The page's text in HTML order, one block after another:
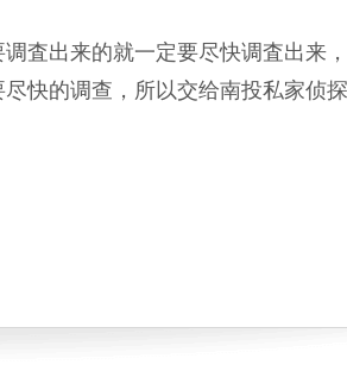
査出来的就一定要尽快调査出来
快的调查，所以交给南投私家侦